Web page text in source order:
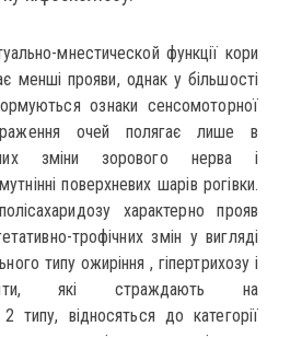
мнестической функції кори
менші прояви, однак у більшості
ознаки сенсомоторної
Ураження очей полягає лише в
зміни зорового нерва і
поверхневих шарів рогівки.
характерно прояв
трофічних змін у вигляді
типу ожиріння , гіпертрихозу і
які страждають на
типу, відносяться до категорії